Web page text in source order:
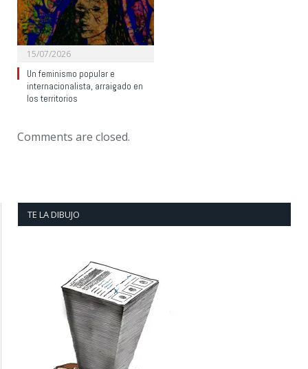
15/07/2026
Un feminismo popular e
internacionalista, arraigado en
los territorios
Comments are closed.
TE LA DIBUJO